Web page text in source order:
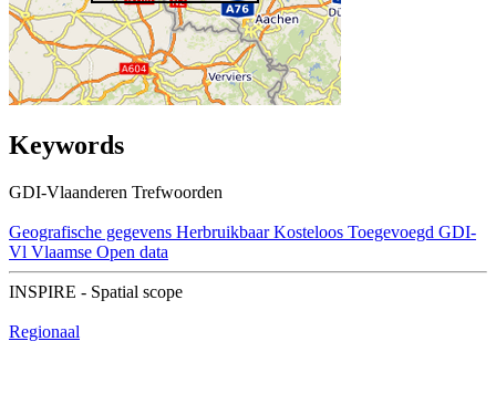
Keywords
GDI-Vlaanderen Trefwoorden
Geografische gegevens Herbruikbaar Kosteloos Toegevoegd GDI-
Vl Vlaamse Open data
INSPIRE - Spatial scope
Regionaal